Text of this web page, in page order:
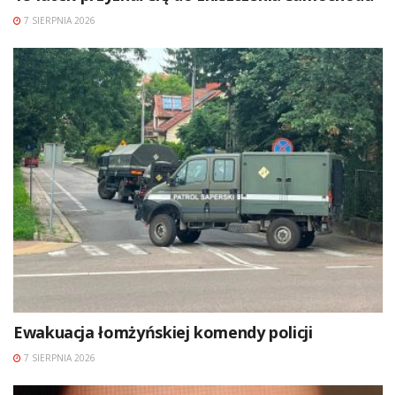
7 SIERPNIA 2026
Ewakuacja łomżyńskiej komendy policji
7 SIERPNIA 2026